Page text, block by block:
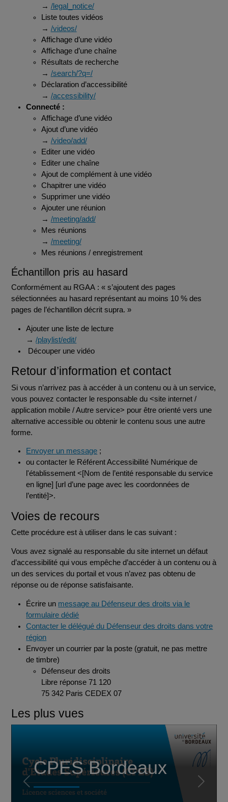
→ /legal_notice/
Liste toutes vidéos
→ /videos/
Affichage d’une vidéo
Affichage d’une chaîne
Résultats de recherche
→ /search/?q=/
Déclaration d’accessibilité
→ /accessibility/
Connecté :
Affichage d’une vidéo
Ajout d’une vidéo
→ /video/add/
Editer une vidéo
Editer une chaîne
Ajout de complément à une vidéo
Chapitrer une vidéo
Supprimer une vidéo
Ajouter une réunion
→ /meeting/add/
Mes réunions
→ /meeting/
Mes réunions / enregistrement
Échantillon pris au hasard
Conformément au RGAA : « s’ajoutent des pages
sélectionnées au hasard représentant au moins 10 % des
pages de l’échantillon décrit supra. »
Ajouter une liste de lecture
→/playlist/edit/
Découper une vidéo
Retour d’information et contact
Si vous n’arrivez pas à accéder à un contenu ou à un service,
vous pouvez contacter le responsable du <site internet /
application mobile / Autre service> pour être orienté vers une
alternative accessible ou obtenir le contenu sous une autre
forme.
Envoyer un message ;
ou contacter le Référent Accessibilité Numérique de
l'établissement <[Nom de l’entité responsable du service
en ligne] [url d’une page avec les coordonnées de
l’entité]>.
Voies de recours
Cette procédure est à utiliser dans le cas suivant :
Vous avez signalé au responsable du site internet un défaut
d’accessibilité qui vous empêche d’accéder à un contenu ou à
un des services du portail et vous n’avez pas obtenu de
réponse ou de réponse satisfaisante.
Écrire un message au Défenseur des droits via le
formulaire dédié
Contacter le délégué du Défenseur des droits dans votre
région
Envoyer un courrier par la poste (gratuit, ne pas mettre
de timbre)
Défenseur des droits
Libre réponse 71 120
75 342 Paris CEDEX 07
Les plus vues
CPES Bordeaux